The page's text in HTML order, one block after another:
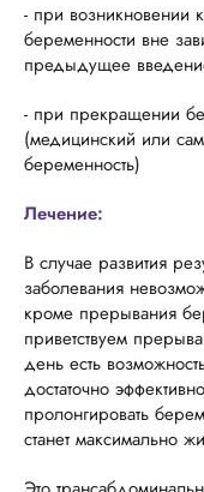
- при возникновении
беременности вне
предыдущее
- при прекращении
(медицинский или
беременность)
Лечение:
В случае развития
заболевания
кроме прерывания
приветствуем
день есть
достаточно
пролонгировать
станет максимально